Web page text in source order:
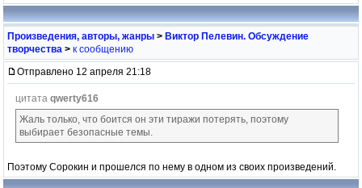
Произведения, авторы, жанры > Виктор Пелевин. Обсуждение
творчества > к сообщению
Отправлено 12 апреля 21:18
цитата qwerty616
Жаль только, что боится он эти тиражи потерять, поэтому
выбирает безопасные темы.
Поэтому Сорокин и прошелся по нему в одном из своих произведений.